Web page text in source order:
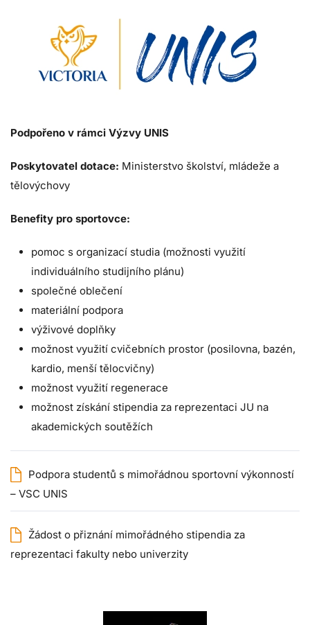
Podpořeno v rámci Výzvy UNIS
Poskytovatel dotace: Ministerstvo školství, mládeže a
tělovýchovy
Benefity pro sportovce:
pomoc s organizací studia (možnosti využití
individuálního studijního plánu)
společné oblečení
materiální podpora
výživové doplňky
možnost využití cvičebních prostor (posilovna, bazén,
kardio, menší tělocvičny)
možnost využití regenerace
možnost získání stipendia za reprezentaci JU na
akademických soutěžích
Podpora studentů s mimořádnou sportovní výkonností
– VSC UNIS
Žádost o přiznání mimořádného stipendia za
reprezentaci fakulty nebo univerzity